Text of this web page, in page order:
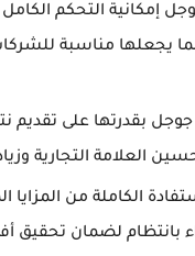
إمكانية التحكم الكامل
يجعلها مناسبة
جوجل بقدرتها على
العلامة التجارية
الكاملة من المزايا
بانتظام لضمان تحقيق